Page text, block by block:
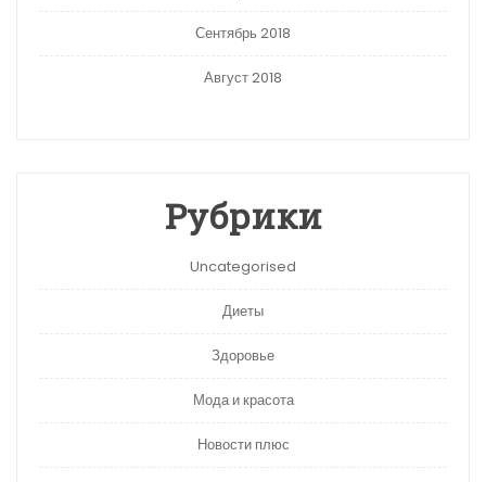
Сентябрь 2018
Август 2018
Рубрики
Uncategorised
Диеты
Здоровье
Мода и красота
Новости плюс